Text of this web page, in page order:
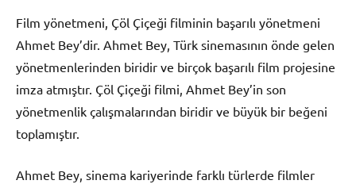
Film yönetmeni, Çöl Çiçeği filminin başarılı yönetmeni
Ahmet Bey’dir. Ahmet Bey, Türk sinemasının önde gelen
yönetmenlerinden biridir ve birçok başarılı film projesine
imza atmıştır. Çöl Çiçeği filmi, Ahmet Bey’in son
yönetmenlik çalışmalarından biridir ve büyük bir beğeni
toplamıştır.
Ahmet Bey, sinema kariyerinde farklı türlerde filmler